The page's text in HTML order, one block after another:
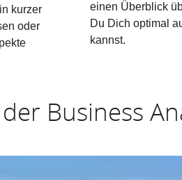
kurzer
oder
einen Überblick
Du Dich optimal
kannst.
Business